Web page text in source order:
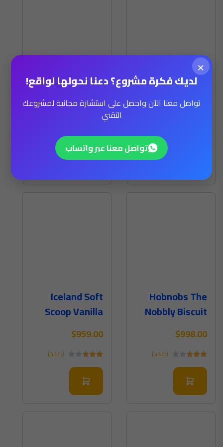
×
لديك فكرة مشروع؟ دعنا نحولها لواقع!
تواصل معنا الآن واحصل على استشارة مجانية لمشروعك
التقني
تواصل معنا عبر واتساب
Bar S – Classic
Bun Length
Franks
(:عدد)
Sitema BakeIT
Plastic Box
$1,273.00
(:عدد)
Hobnobs The
Nobbly Biscuit
$998.00
(:عدد)
Iceland Soft
Scoop Vanilla
$959.00
(:عدد)